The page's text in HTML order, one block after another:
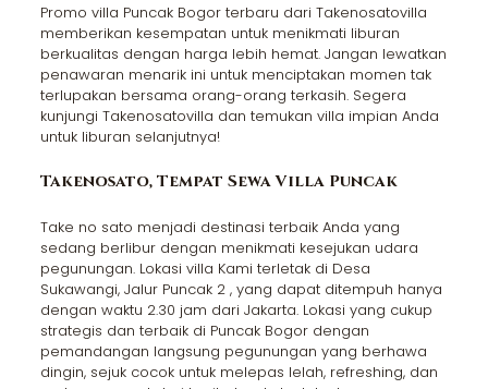
Promo villa Puncak Bogor terbaru dari Takenosatovilla
memberikan kesempatan untuk menikmati liburan
berkualitas dengan harga lebih hemat. Jangan lewatkan
penawaran menarik ini untuk menciptakan momen tak
terlupakan bersama orang-orang terkasih. Segera
kunjungi Takenosatovilla dan temukan villa impian Anda
untuk liburan selanjutnya!
Takenosato, Tempat Sewa Villa Puncak
Take no sato menjadi destinasi terbaik Anda yang
sedang berlibur dengan menikmati kesejukan udara
pegunungan. Lokasi villa Kami terletak di Desa
Sukawangi, Jalur Puncak 2 , yang dapat ditempuh hanya
dengan waktu 2.30 jam dari Jakarta. Lokasi yang cukup
strategis dan terbaik di Puncak Bogor dengan
pemandangan langsung pegunungan yang berhawa
dingin, sejuk cocok untuk melepas lelah, refreshing, dan